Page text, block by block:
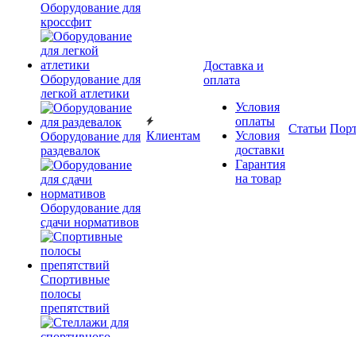
Оборудование для
кроссфит
Оборудование для
легкой атлетики
Оборудование для
раздевалок
Оборудование для
сдачи нормативов
Спортивные
полосы
препятствий
Клиентам
Доставка и
оплата
Условия
оплаты
Условия
доставки
Гарантия
на товар
Статьи